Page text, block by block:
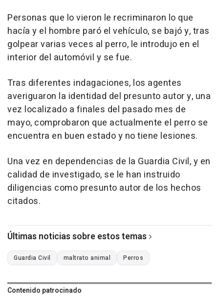
Personas que lo vieron le recriminaron lo que
hacía y el hombre paró el vehículo, se bajó y, tras
golpear varias veces al perro, le introdujo en el
interior del automóvil y se fue.
Tras diferentes indagaciones, los agentes
averiguaron la identidad del presunto autor y, una
vez localizado a finales del pasado mes de
mayo, comprobaron que actualmente el perro se
encuentra en buen estado y no tiene lesiones.
Una vez en dependencias de la Guardia Civil, y en
calidad de investigado, se le han instruido
diligencias como presunto autor de los hechos
citados.
Últimas noticias sobre estos temas
Guardia Civil maltrato animal Perros
Contenido patrocinado